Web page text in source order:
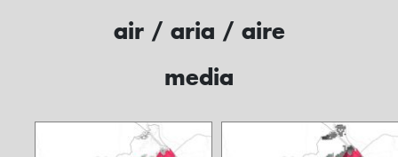
air / aria / aire
media